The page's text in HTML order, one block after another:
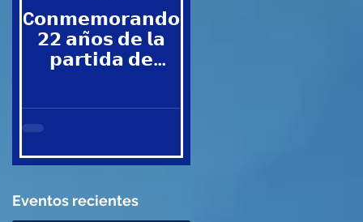
C𝗼𝗻𝗺𝗲𝗺𝗼𝗿𝗮𝗻𝗱𝗼
𝟮𝟮 𝗮𝗻̃𝗼𝘀 𝗱𝗲 𝗹𝗮
𝗽𝗮𝗿𝘁𝗶𝗱𝗮 𝗱𝗲
Trujillo 1/09/2025
Eventos recientes